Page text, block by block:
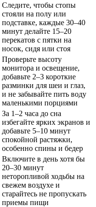
Следите, чтобы стопы
стояли на полу или
подставке, каждые 30–40
минут делайте 15–20
перекатов с пятки на
носок, сидя или стоя
Проверьте высоту
монитора и освещение,
добавьте 2–3 короткие
разминки для шеи и глаз,
и не забывайте пить воду
маленькими порциями
За 1–2 часа до сна
избегайте ярких экранов и
добавьте 5–10 минут
спокойной растяжки,
особенно спины и бедер
Включите в день хотя бы
20–30 минут
неторопливой ходьбы на
свежем воздухе и
старайтесь не пропускать
приемы пищи